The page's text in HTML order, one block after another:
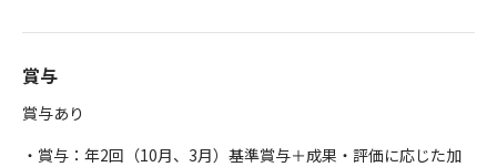
賞与
賞与あり
・賞与：年2回（10月、3月）基準賞与＋成果・評価に応じた加